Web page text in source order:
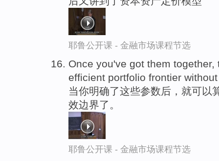
耶鲁公开课 - 金融市场课程节选
Once you've got them
efficient portfolio frontier
当你明确了这些参数后，就可以
效边界了。
耶鲁公开课 - 金融市场课程节选